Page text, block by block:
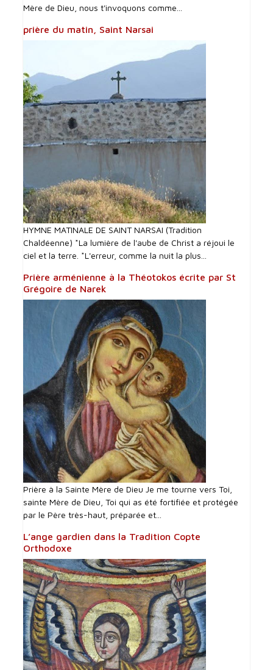
Mère de Dieu, nous t'invoquons comme...
prière du matin, Saint Narsai
HYMNE MATINALE DE SAINT NARSAI (Tradition
Chaldéenne) *La lumière de l'aube de Christ a réjoui le
ciel et la terre. *L'erreur, comme la nuit la plus...
Prière arménienne à la Théotokos écrite par St
Grégoire de Narek
Prière à la Sainte Mère de Dieu Je me tourne vers Toi,
sainte Mère de Dieu, Toi qui as été fortifiée et protégée
par le Père très-haut, préparée et...
L’ange gardien dans la Tradition Copte
Orthodoxe